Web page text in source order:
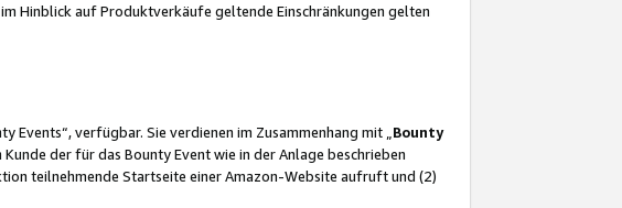
Hinblick auf Produktverkäufe geltende Einschränkungen gelten
verfügbar. Sie verdienen im Zusammenhang mit „ Bounty
der für das Bounty Event wie in der Anlage beschrieben
teilnehmende Startseite einer Amazon-Website aufruft und (2)